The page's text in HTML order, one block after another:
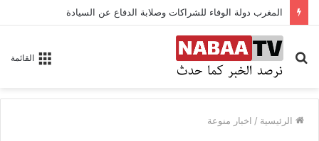
المغرب دولة الوفاء للشراكات وصلابة الدفاع عن السيادة
القائمة
بحث
عن
الرئيسية / اخبار منوعة